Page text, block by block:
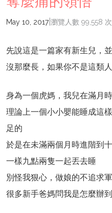
May 10, 2017|瀏覽人數 99,558 次
先說這是一篇家有新生兒，
沒那麼長，如果你不是這類人
身為一個虎媽，我兒在滿月
理論上一個小小嬰能睡成這
足的
於是在未滿兩個月時進階到
一樣九點兩隻一起丟去睡
別怪我狠心，做娘的不追求
很多新手爸媽問我是怎麼辦